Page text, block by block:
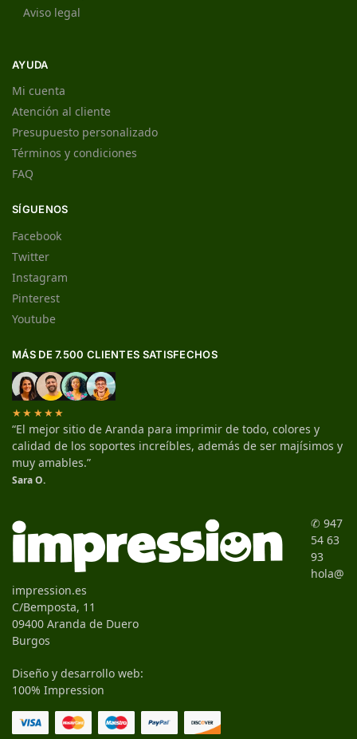
Aviso legal
AYUDA
Mi cuenta
Atención al cliente
Presupuesto personalizado
Términos y condiciones
FAQ
SÍGUENOS
Facebook
Twitter
Instagram
Pinterest
Youtube
MÁS DE 7.500 CLIENTES SATISFECHOS
★★★★★
“El mejor sitio de Aranda para imprimir de todo, colores y
calidad de los soportes increíbles, además de ser majísimos y
muy amables.”
Sara O.
✆ 947
54 63
93
hola@
impression.es
C/Bemposta, 11
09400 Aranda de Duero
Burgos
Diseño y desarrollo web:
100% Impression